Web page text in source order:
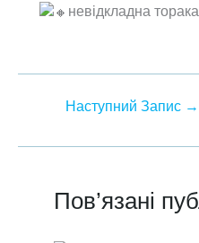
невідкладна
Наступний Запис →
Пов’язані